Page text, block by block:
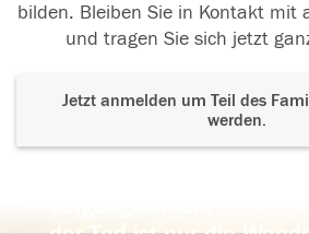
bilden. Bleiben Sie in Kontakt mit
und tragen Sie sich jetzt
Jetzt anmelden um Teil des
werden.